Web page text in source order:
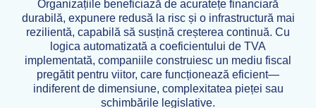
Organizațiile beneficiază de acuratețe financiară
durabilă, expunere redusă la risc și o infrastructură mai
rezilientă, capabilă să susțină creșterea continuă. Cu
logica automatizată a coeficientului de TVA
implementată, companiile construiesc un mediu fiscal
pregătit pentru viitor, care funcționează eficient—
indiferent de dimensiune, complexitatea pieței sau
schimbările legislative.